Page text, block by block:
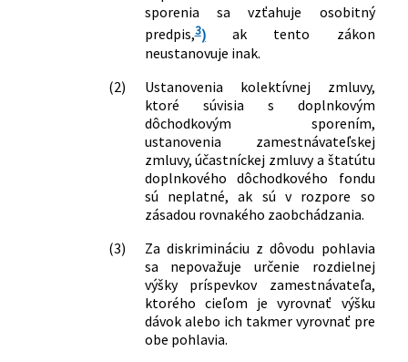
sporenia sa vzťahuje osobitný
predpis,3)ak tento zákon
neustanovuje inak.
(2)
Ustanovenia kolektívnej zmluvy,
ktoré súvisia s doplnkovým
dôchodkovým sporením,
ustanovenia zamestnávateľskej
zmluvy, účastníckej zmluvy a štatútu
doplnkového dôchodkového fondu
sú neplatné, ak sú v rozpore so
zásadou rovnakého zaobchádzania.
(3)
Za diskrimináciu z dôvodu pohlavia
sa nepovažuje určenie rozdielnej
výšky príspevkov zamestnávateľa,
ktorého cieľom je vyrovnať výšku
dávok alebo ich takmer vyrovnať pre
obe pohlavia.